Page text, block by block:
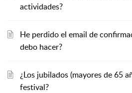
actividades?
He perdido el email de
debo hacer?
¿Los jubilados (mayores de 65
festival?